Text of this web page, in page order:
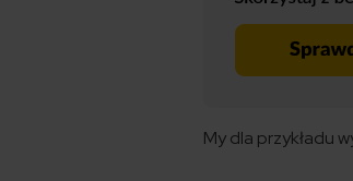
My dla przykładu